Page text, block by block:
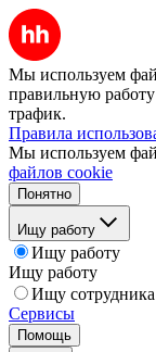
Мы используем
правильную работу
трафик.
Правила
Мы используем
файлов cookie
Понятно
Ищу работу
Ищу работу
Ищу работу
Ищу сотрудника
Сервисы
Помощь